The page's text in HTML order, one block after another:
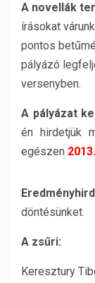
A novellák
írásokat
pontos
pályázó
versenyben.
A pályázat
én hirdetjük
egészen
döntésünket.
A zsűri:
Keresztury